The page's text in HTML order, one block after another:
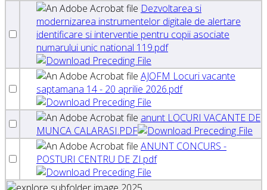
Dezvoltarea si
modernizarea instrumentelor digitale de alertare
identificare si interventie pentru copii asociate
numarului unic national 119.pdf
AJOFM Locuri vacante
saptamana 14 - 20 aprilie 2026.pdf
anunt LOCURI VACANTE DE
MUNCA CALARASI.PDF
ANUNT CONCURS -
POSTURI CENTRU DE ZI.pdf